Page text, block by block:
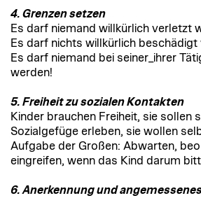
4. Grenzen setzen
Es darf niemand willkürlich verletzt
Es darf nichts willkürlich beschädigt
Es darf niemand bei seiner_ihrer
werden!
5. Freiheit zu sozialen Kontakten
Kinder brauchen Freiheit, sie sollen
Sozialgefüge erleben, sie wollen
Aufgabe der Großen: Abwarten,
eingreifen, wenn das Kind darum
6. Anerkennung und